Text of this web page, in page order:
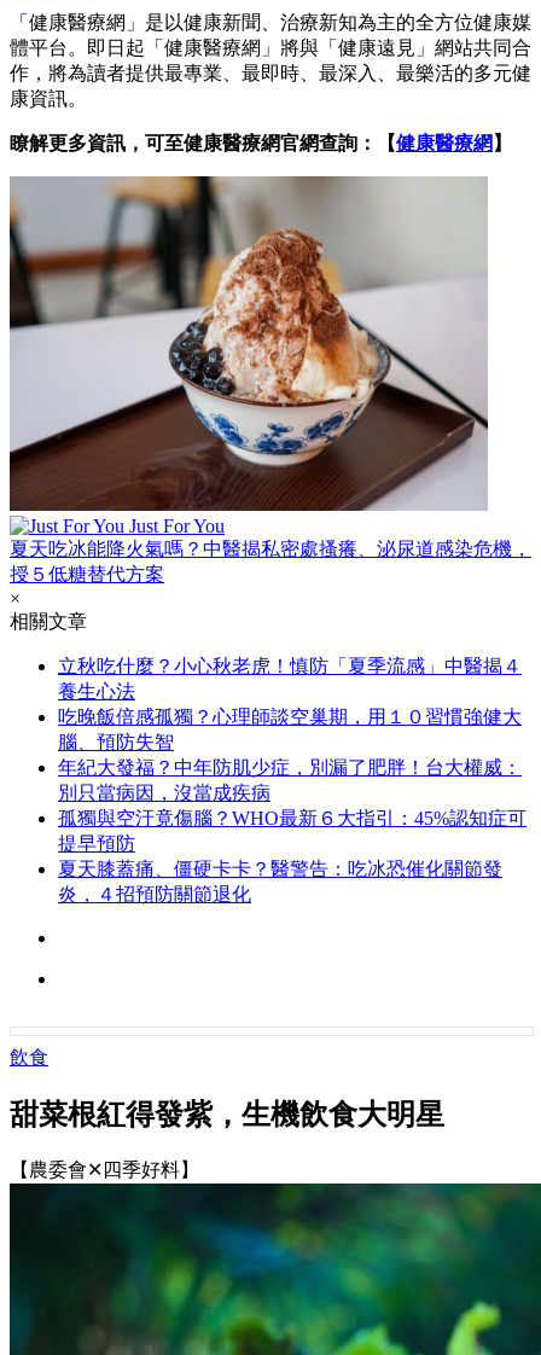
「健康醫療網」是以健康新聞、治療新知為主的全方位健康媒
體平台。即日起「健康醫療網」將與「健康遠見」網站共同合
作，將為讀者提供最專業、最即時、最深入、最樂活的多元健
康資訊。
瞭解更多資訊，可至健康醫療網官網查詢：【健康醫療網 】
Just For You
夏天吃冰能降火氣嗎？中醫揭私密處搔癢、泌尿道感染危機，
授５低糖替代方案
×
相關文章
立秋吃什麼？小心秋老虎！慎防「夏季流感」中醫揭４
養生心法
吃晚飯倍感孤獨？心理師談空巢期，用１０習慣強健大
腦、預防失智
年紀大發福？中年防肌少症，別漏了肥胖！台大權威：
別只當病因，沒當成疾病
孤獨與空汙竟傷腦？WHO最新６大指引：45%認知症可
提早預防
夏天膝蓋痛、僵硬卡卡？醫警告：吃冰恐催化關節發
炎，４招預防關節退化
飲食
甜菜根紅得發紫，生機飲食大明星
【農委會✕四季好料】